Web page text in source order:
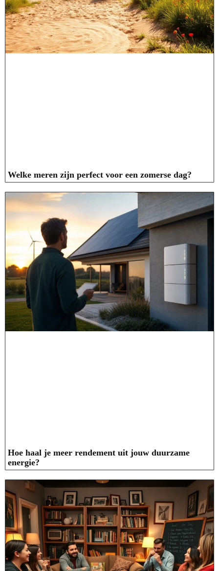
Welke meren zijn perfect voor een zomerse dag?
Hoe haal je meer rendement uit jouw duurzame
energie?